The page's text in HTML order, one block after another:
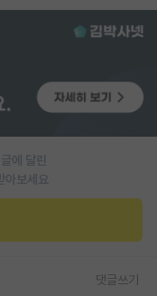
에 달린
아보세요
댓글쓰기